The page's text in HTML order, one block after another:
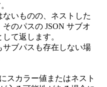
いものの、ネストした
のパスの JSON サブオ
して返します。
ブパスも存在しない場
スカラー値またはネスト